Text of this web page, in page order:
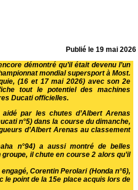
Publié le19 mai 2026
démontré qu’il était devenu l’un
mondial supersport à Most.
(16 et 17 mai 2026) avec son 2e
tout le potentiel des machines
Ducati officielles.
par les chutes d’Albert Arenas
n°5) dans la course du dimanche,
d’Albert Arenas au classement
n°94) a aussi montré de belles
il chute en course 2 alors qu’il
Corentin Perolari (Honda n°6),
le point de la 15e place acquis lors de